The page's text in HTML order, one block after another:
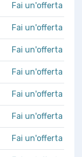
Fai un'offerta
Fai un'offerta
Fai un'offerta
Fai un'offerta
Fai un'offerta
Fai un'offerta
Fai un'offerta